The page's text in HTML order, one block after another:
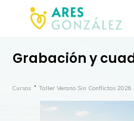
Grabación y
Cursos Taller Verano Sin Conflictos 2026